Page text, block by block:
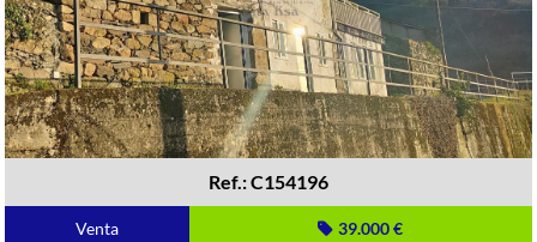
Ref.: C154196
Venta 39.000 €